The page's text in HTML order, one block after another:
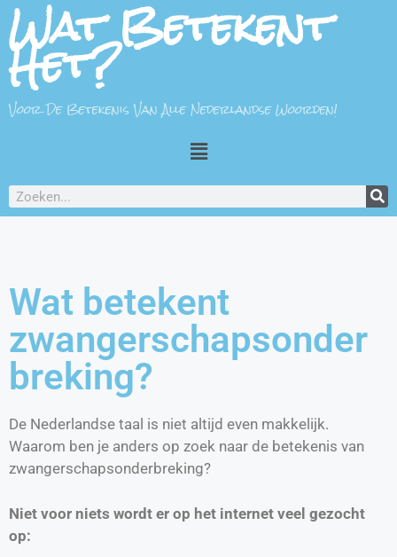
Wat Betekent
Het?
Voor De Betekenis Van Alle Nederlandse Woorden!
Wat betekent
zwangerschapsonder
breking?
De Nederlandse taal is niet altijd even makkelijk.
Waarom ben je anders op zoek naar de betekenis van
zwangerschapsonderbreking?
Niet voor niets wordt er op het internet veel gezocht
op: